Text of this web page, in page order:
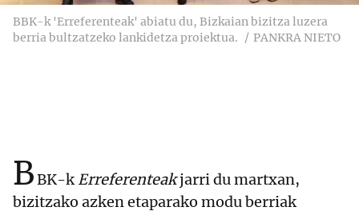
BBK-k 'Erreferenteak' abiatu du, Bizkaian bizitza luzera
berria bultzatzeko lankidetza proiektua.
PANKRA NIETO
BBK-kErreferenteakjarri du martxan,
bizitzako azken etaparako modu berriak